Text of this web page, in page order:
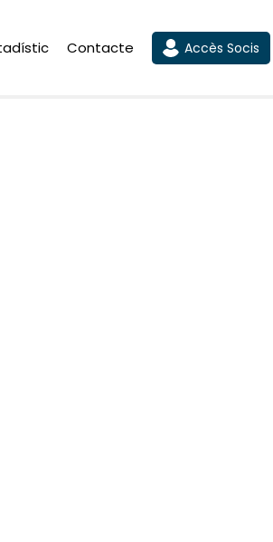
Contacte Accès Socis